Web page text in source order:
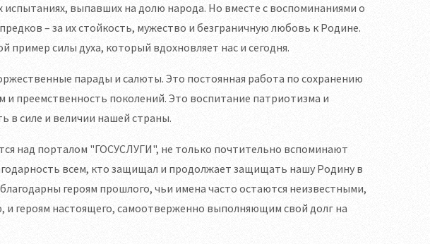
испытаниях, выпавших на долю народа. Но вместе с воспоминаниями о
– за их стойкость, мужество и безграничную любовь к Родине.
пример силы духа, который вдохновляет нас и сегодня.
парады и салюты. Это постоянная работа по сохранению
и преемственность поколений. Это воспитание патриотизма и
в силе и величии нашей страны.
над порталом "ГОСУСЛУГИ", не только почтительно вспоминают
всем, кто защищал и продолжает защищать нашу Родину в
героям прошлого, чьи имена часто остаются неизвестными,
и героям настоящего, самоотверженно выполняющим свой долг на